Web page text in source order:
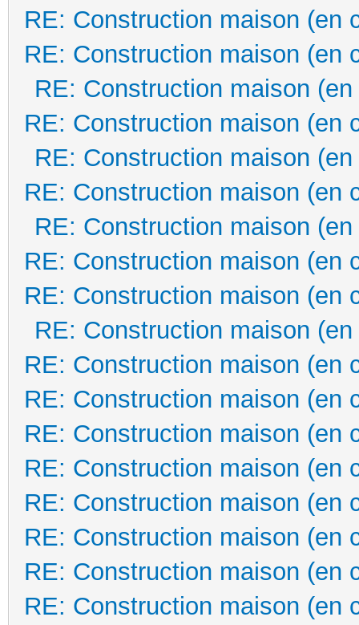
RE: Construction maison (en
RE: Construction maison (en
RE: Construction maison
RE: Construction maison (en
RE: Construction maison
RE: Construction maison (en
RE: Construction maison
RE: Construction maison (en
RE: Construction maison (en
RE: Construction maison
RE: Construction maison (en
RE: Construction maison (en
RE: Construction maison (en
RE: Construction maison (en
RE: Construction maison (en
RE: Construction maison (en
RE: Construction maison (en
RE: Construction maison (en